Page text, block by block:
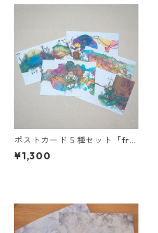
ポストカード５種セット「fric
o」/ Chima
¥1,300